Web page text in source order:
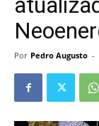
Por Pedro Augusto -